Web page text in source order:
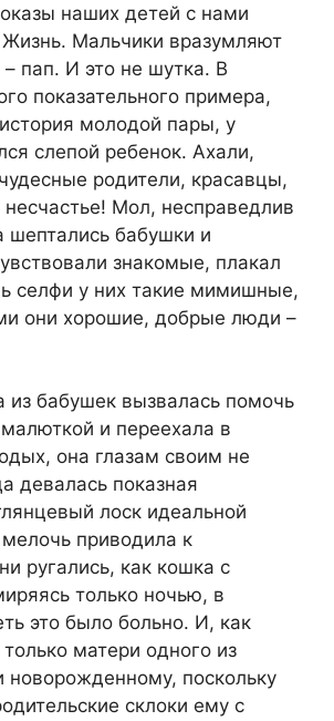
наших детей с нами
Жизнь. Мальчики вразумляют
пап. И это не шутка. В
показательного примера,
молодой пары, у
слепой ребенок. Ахали,
родители, красавцы,
несчастье! Мол, несправедлив
шептались бабушки и
знакомые, плакал
селфи у них такие мимишные,
они хорошие, добрые люди –
из бабушек вызвалась помочь
и переехала в
она глазам своим не
девалась показная
лоск идеальной
приводила к
ругались, как кошка с
только ночью, в
это было больно. И, как
матери одного из
новорожденному, поскольку
склоки ему с